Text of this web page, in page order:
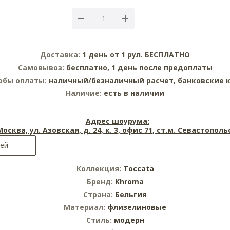
Доставка: 1 день от 1 рул. БЕСПЛАТНО
Самовывоз: бесплатно, 1 день после предоплаты
оплаты: наличный/безналичный расчет, банковские
Наличие: есть в наличии
Адрес шоурума:
ул. Азовская, д. 24, к. 3, офис 71, ст.м.
Коллекция: Toccata
Бренд: Khroma
Страна: Бельгия
Материал: флизелиновые
Стиль: модерн